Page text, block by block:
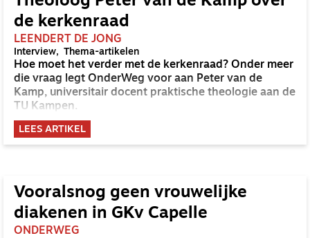
de kerkenraad
LEENDERT DE JONG
Interview Thema-artikelen
Hoe moet het verder met de kerkenraad? Onder meer
die vraag legt OnderWeg voor aan Peter van de
Kamp, universitair docent praktische theologie aan de
TU Kampen.
LEES ARTIKEL
Vooralsnog geen vrouwelijke
diakenen in GKv Capelle
ONDERWEG